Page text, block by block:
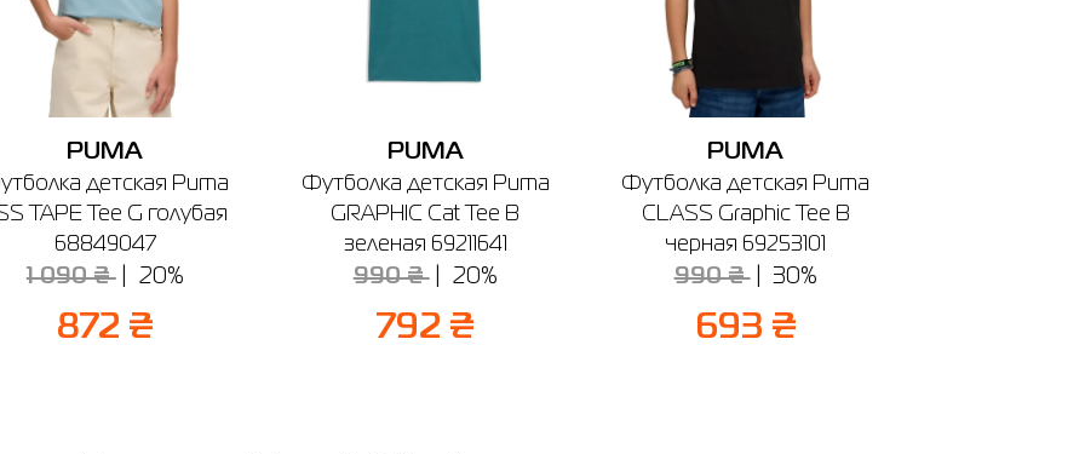
PUMA
детская Puma
TAPE Tee G голубая
68849047
1 090 ₴ 20%
872 ₴
PUMA
Футболка детская Puma
GRAPHIC Cat Tee B
зеленая 69211641
990 ₴ 20%
792 ₴
PUMA
Футболка детская Puma
CLASS Graphic Tee B
черная 69253101
990 ₴ 30%
693 ₴